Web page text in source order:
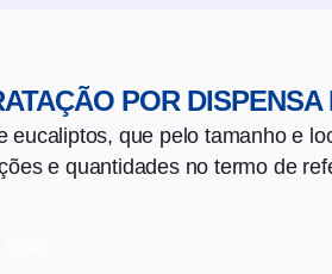
POR DISPENSA
eucaliptos, que pelo tamanho e
e quantidades no termo de